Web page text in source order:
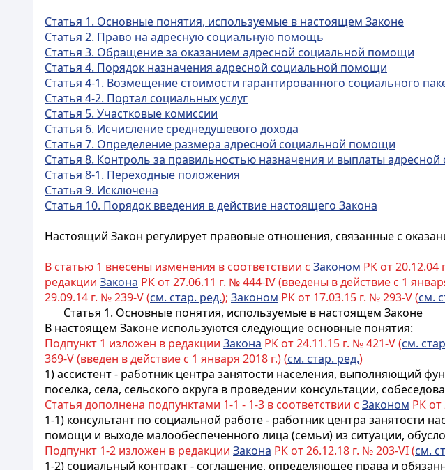
Статья 1. Основные понятия, используемые в настоящем Законе
Статья 2. Право на адресную социальную помощь
Статья 3. Обращение за оказанием адресной социальной помощи
Статья 4. Порядок назначения адресной социальной помощи
Статья 4-1. Возмещение стоимости гарантированного социального
Статья 4-2. Портал социальных услуг
Статья 5. Участковые комиссии
Статья 6. Исчисление среднедушевого дохода
Статья 7. Определение размера адресной социальной помощи
Статья 8. Контроль за правильностью назначения и выплаты
Статья 8-1. Переходные положения
Статья 9. Исключена
Статья 10. Порядок введения в действие настоящего Закона
Настоящий Закон регулирует правовые отношения, связанные с
В статью 1 внесены изменения в соответствии с Законом РК от 20.12.04
редакции Закона РК от 27.06.11 г. № 444-IV (введены в действие с 1
29.09.14 г. № 239-V (см. стар. ред.); Законом РК от 17.03.15 г. № 293-V (см.
Статья 1. Основные понятия, используемые в настоящем Законе
В настоящем Законе используются следующие основные понятия:
Подпункт 1 изложен в редакции Закона РК от 24.11.15 г. № 421-V (см.
369-V (введен в действие с 1 января 2018 г.) (см. стар. ред.)
1) ассистент - работник центра занятости населения, выполняющий
поселка, села, сельского округа в проведении консультации,
Статья дополнена подпунктами 1-1 - 1-3 в соответствии с Законом РК от
1-1) консультант по социальной работе - работник центра занятости
помощи и выходе малообеспеченного лица (семьи) из ситуации,
Подпункт 1-2 изложен в редакции Закона РК от 26.12.18 г. № 203-VI (см.
1-2) социальный контракт - соглашение, определяющее права и